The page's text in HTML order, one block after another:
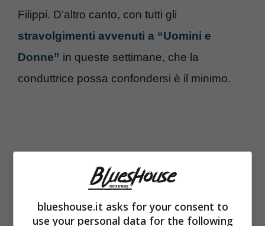
Filippi. D’altro canto, con tutti gli
stravolgimenti avvenuti a “Uomini e
Donne” in queste settimane, che la
conduttrice possa confondersi è il minimo.
blueshouse.it asks for your consent to
use your personal data for the following